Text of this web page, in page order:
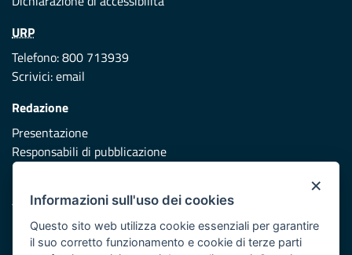
URP
Telefono: 800 713939
Scrivici:email
Redazione
Presentazione
Responsabili di pubblicazione
Vai al sito di Protezione Civile Puglia
Iniziativa finanziata con risorse del POR Puglia 2014/2020 -
×
Informazioni sull'uso dei cookies
Questo sito web utilizza cookie essenziali per garantire
il suo corretto funzionamento e cookie di terze parti